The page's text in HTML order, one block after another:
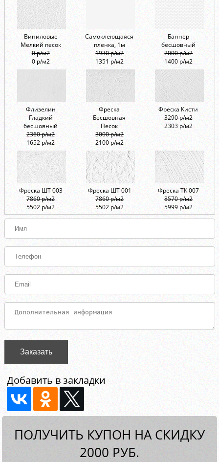
Виниловые
Мелкий песок
0 р/м2
0 р/м2
Самоклеющаяся
пленка, 1м
1930 р/м2
1351 р/м2
Баннер
бесшовный
2000 р/м2
1400 р/м2
Флизелин
Гладкий
бесшовный
2360 р/м2
1652 р/м2
Фреска
Бесшовная
Песок
3000 р/м2
2100 р/м2
Фреска Кисти
3290 р/м2
2303 р/м2
Фреска ШТ 003
7860 р/м2
5502 р/м2
Фреска ШТ 001
7860 р/м2
5502 р/м2
Фреска ТК 007
8570 р/м2
5999 р/м2
Заказать
Добавить в закладки
ПОЛУЧИТЬ КУПОН НА СКИДКУ
2000 РУБ.